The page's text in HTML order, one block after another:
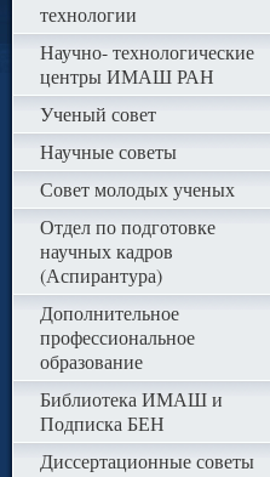
технологии
Научно- технологические
центры ИМАШ РАН
Ученый совет
Научные советы
Совет молодых ученых
Отдел по подготовке
научных кадров
(Аспирантура)
Дополнительное
профессиональное
образование
Библиотека ИМАШ и
Подписка БЕН
Диссертационные советы